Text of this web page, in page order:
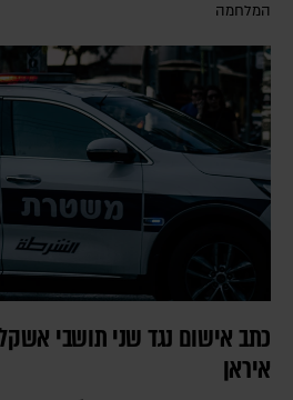
המלחמה
כתב אישום נגד שני תושבי
איראן